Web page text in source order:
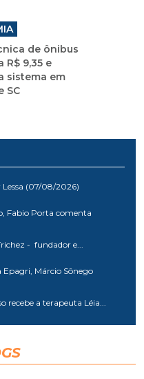
de ônibus
R$ 9,35 e
sistema em
SC
(07/08/2026)
Fabio Porta comenta
- fundador e...
Epagri, Márcio Sônego
recebe a terapeuta Léia...